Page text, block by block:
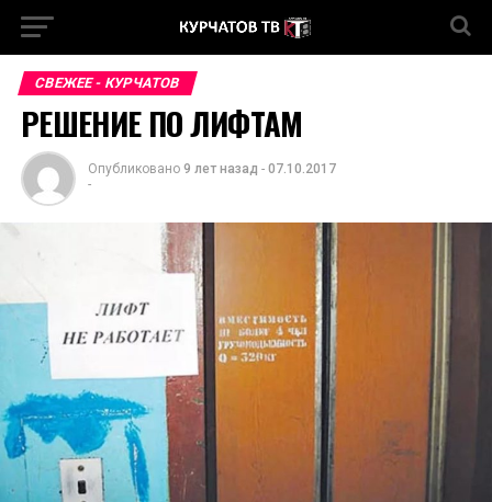
СВЕЖЕЕ - КУРЧАТОВ
РЕШЕНИЕ ПО ЛИФТАМ
Опубликовано 9 лет назад - 07.10.2017
-